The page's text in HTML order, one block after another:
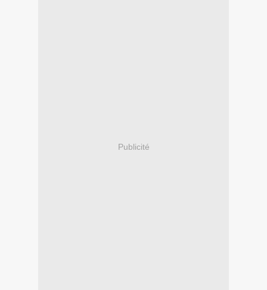
Publicité